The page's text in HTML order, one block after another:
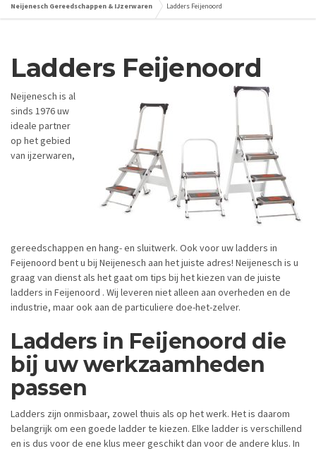
Neijenesch Gereedschappen & IJzerwaren Ladders Feijenoord
Ladders Feijenoord
Neijenesch is al
sinds 1976 uw
ideale partner
op het gebied
van ijzerwaren,
gereedschappen en hang- en sluitwerk. Ook voor uw ladders in
Feijenoord bent u bij Neijenesch aan het juiste adres! Neijenesch is u
graag van dienst als het gaat om tips bij het kiezen van de juiste
ladders in Feijenoord . Wij leveren niet alleen aan overheden en de
industrie, maar ook aan de particuliere doe-het-zelver.
Ladders in Feijenoord die
bij uw werkzaamheden
passen
Ladders zijn onmisbaar, zowel thuis als op het werk. Het is daarom
belangrijk om een goede ladder te kiezen. Elke ladder is verschillend
en is dus voor de ene klus meer geschikt dan voor de andere klus. In